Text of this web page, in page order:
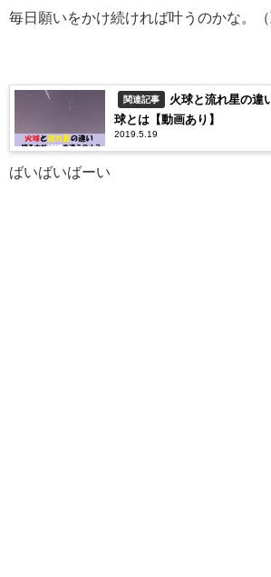
毎日願いをかけ続ければ叶うのかな。
関連記事
火球と流れ星の違
球とは【動画あり】
2019.5.19
ばいばいばーい